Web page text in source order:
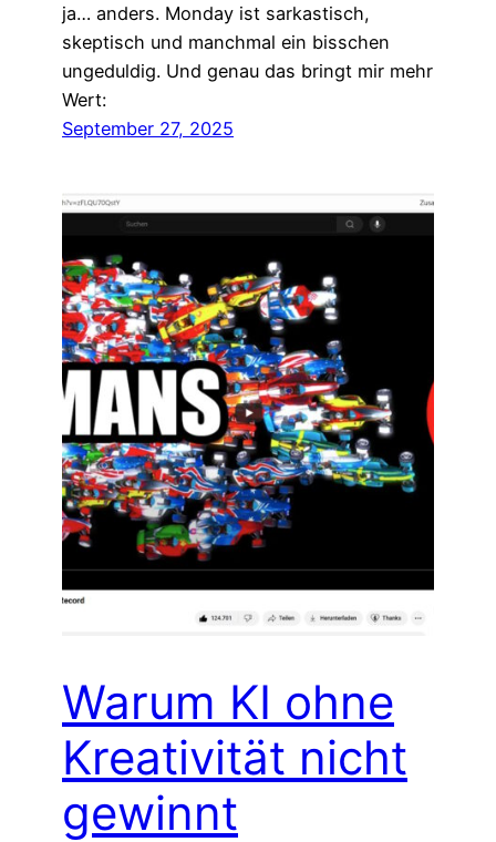
ja… anders. Monday ist sarkastisch,
skeptisch und manchmal ein bisschen
ungeduldig. Und genau das bringt mir mehr
Wert:
September 27, 2025
Warum KI ohne
Kreativität nicht
gewinnt